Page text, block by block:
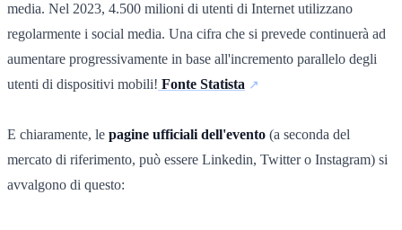
media. Nel 2023, 4.500 milioni di utenti di Internet utilizzano
regolarmente i social media. Una cifra che si prevede continuerà ad
aumentare progressivamente in base all'incremento parallelo degli
utenti di dispositivi mobili! Fonte Statista
E chiaramente, le pagine ufficiali dell'evento (a seconda del
mercato di riferimento, può essere Linkedin, Twitter o Instagram) si
avvalgono di questo: